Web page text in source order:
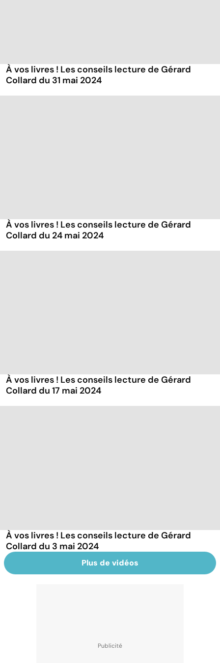
À vos livres ! Les conseils lecture de Gérard
Collard du 31 mai 2024
À vos livres ! Les conseils lecture de Gérard
Collard du 24 mai 2024
À vos livres ! Les conseils lecture de Gérard
Collard du 17 mai 2024
À vos livres ! Les conseils lecture de Gérard
Collard du 3 mai 2024
Plus de vidéos